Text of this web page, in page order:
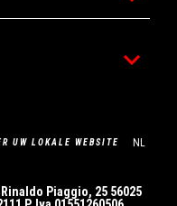
UW LOKALE WEBSITE NL
Piaggio, 25 56025